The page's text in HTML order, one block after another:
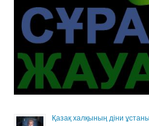
Қазақ халқының діни